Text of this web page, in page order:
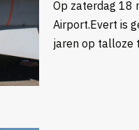
Op zaterdag 18
Airport.Evert is
jaren op